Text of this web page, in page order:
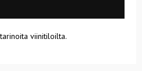
viinitiloilta.